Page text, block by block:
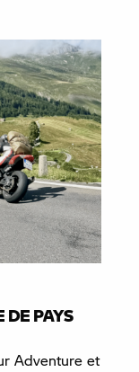
DE PAYS
Adventure et